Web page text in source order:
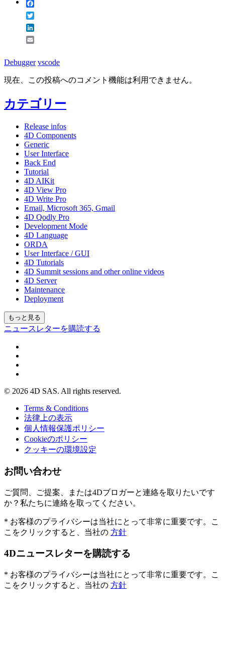
Debugger vscode
現在、この投稿へのコメント機能は利用できません。
カテゴリー
Release infos
4D Components
Generic
User Interface
Back End
Tutorial
4D AIKit
4D View Pro
4D Write Pro
Email, Microsoft 365, Gmail
4D Qodly Pro
Development Mode
4D Language
ORDA
User Interface / GUI
4D Tutorials
4D Summit sessions and other online videos
4D Server
Maintenance
Deployment
もっと見る
ニュースレターを購読する
© 2026 4D SAS. All rights reserved.
Terms & Conditions
法律上の表示
個人情報保護ポリシー
Cookieのポリシー
クッキーの環境設定
お問い合わせ
ご質問、ご提案、または4Dブロガーと連絡を取りたいです
か？私たちに連絡を取ってください。
* お客様のプライバシーは当社にとって非常に重要です。こ
こをクリックすると、当社の 方針
4Dニュースレターを購読する
* お客様のプライバシーは当社にとって非常に重要です。こ
こをクリックすると、当社の 方針